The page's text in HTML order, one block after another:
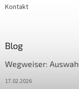
Kontakt
Blog
Wegweiser:
17.02.2026